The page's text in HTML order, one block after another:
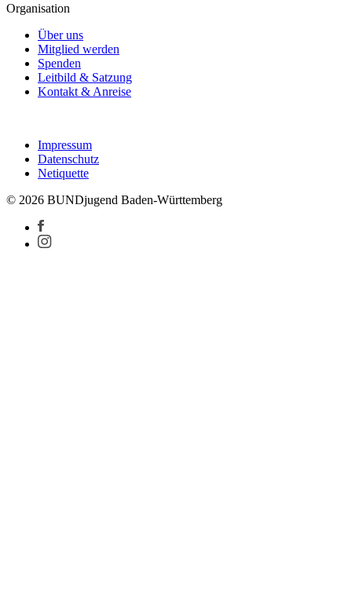
Organisation
Über uns
Mitglied werden
Spenden
Leitbild & Satzung
Kontakt & Anreise
Impressum
Datenschutz
Netiquette
© 2026 BUNDjugend Baden-Württemberg